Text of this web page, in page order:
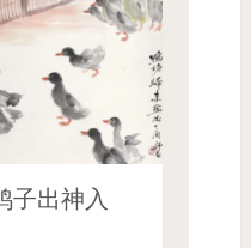
子出神入